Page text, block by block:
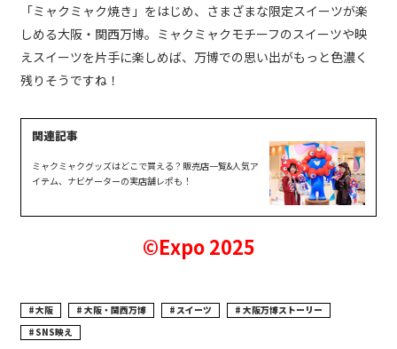
「ミャクミャク焼き」をはじめ、さまざまな限定スイーツが楽
しめる大阪・関西万博。ミャクミャクモチーフのスイーツや映
えスイーツを片手に楽しめば、万博での思い出がもっと色濃く
残りそうですね！
ミャクミャクグッズはどこで買える？販売店一覧&人気ア
イテム、ナビゲーターの実店舗レポも！
©Expo 2025
大阪 大阪・関西万博 スイーツ
大阪万博ストーリー
SNS映え